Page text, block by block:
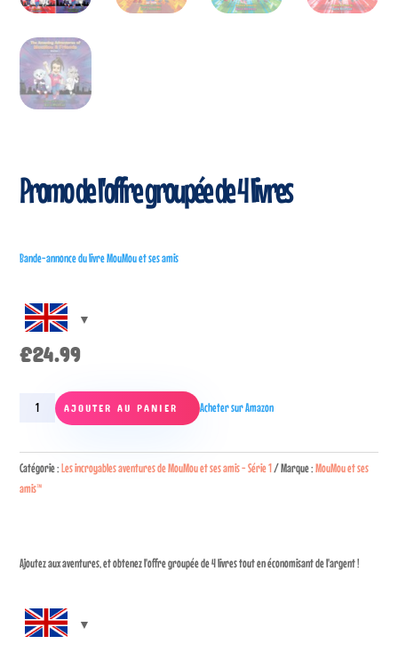
Promo de l'offre groupée de 4 livres
Bande-annonce du livre MouMou et ses amis
£24.99
quantité
Book
Bundle
AJOUTER AU PANIER Acheter sur Amazon
Catégorie :Les incroyables aventures de MouMou et ses amis - Série 1 Marque :MouMou et ses
amis™
Ajoutez aux aventures, et obtenez l'offre groupée de 4 livres tout en économisant de l'argent !